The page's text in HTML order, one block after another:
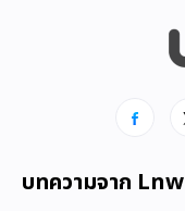
บทความจาก Lnw